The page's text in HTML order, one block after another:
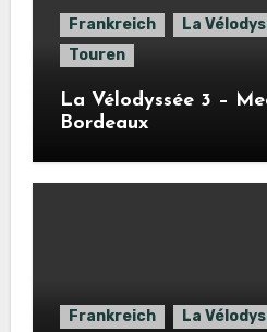
Frankreich La
Touren
La Vélodyssée 3 –
Bordeaux
Frankreich La